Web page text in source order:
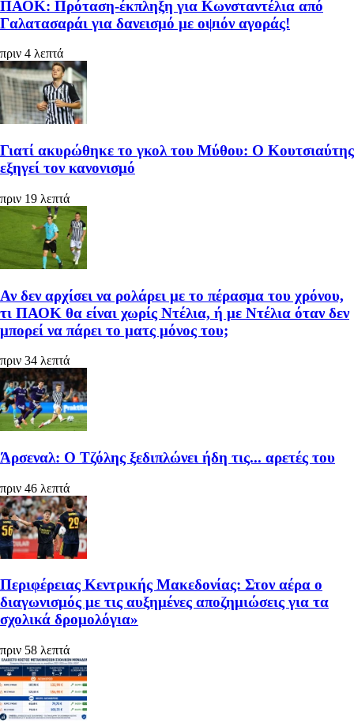
ΠΑΟΚ: Πρόταση-έκπληξη για Κωνσταντέλια από
Γαλατασαράι για δανεισμό με οψιόν αγοράς!
πριν 4 λεπτά
Γιατί ακυρώθηκε το γκολ του Μύθου: Ο Κουτσιαύτης
εξηγεί τον κανονισμό
πριν 19 λεπτά
Αν δεν αρχίσει να ρολάρει με το πέρασμα του χρόνου,
τι ΠΑΟΚ θα είναι χωρίς Ντέλια, ή με Ντέλια όταν δεν
μπορεί να πάρει το ματς μόνος του;
πριν 34 λεπτά
Άρσεναλ: Ο Τζόλης ξεδιπλώνει ήδη τις... αρετές του
πριν 46 λεπτά
Περιφέρειας Κεντρικής Μακεδονίας: Στον αέρα ο
διαγωνισμός με τις αυξημένες αποζημιώσεις για τα
σχολικά δρομολόγια»
πριν 58 λεπτά